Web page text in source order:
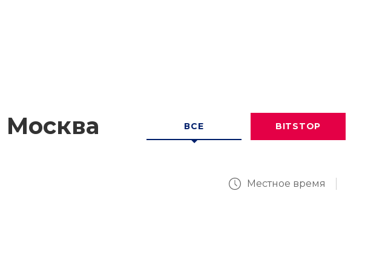
Москва ВСЕ BITSTOP
Местное время